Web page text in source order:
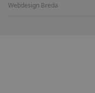
Webdesign Breda